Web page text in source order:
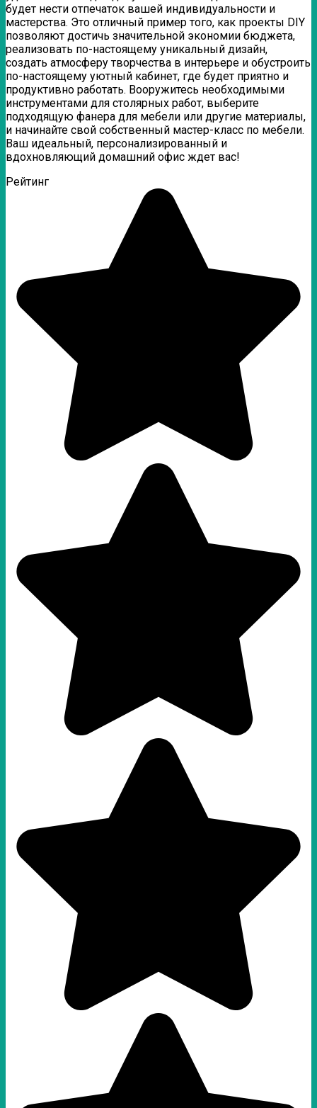
будет нести отпечаток вашей индивидуальности и
мастерства. Это отличный пример того, как проекты DIY
позволяют достичь значительной экономии бюджета,
реализовать по-настоящему уникальный дизайн,
создать атмосферу творчества в интерьере и обустроить
по-настоящему уютный кабинет, где будет приятно и
продуктивно работать. Вооружитесь необходимыми
инструментами для столярных работ, выберите
подходящую фанера для мебели или другие материалы,
и начинайте свой собственный мастер-класс по мебели.
Ваш идеальный, персонализированный и
вдохновляющий домашний офис ждет вас!
Рейтинг